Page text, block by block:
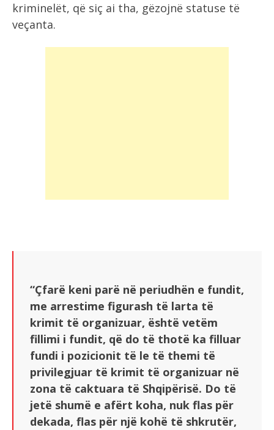
kriminelët, që siç ai tha, gëzojnë statuse të
veçanta.
“Çfarë keni parë në periudhën e fundit,
me arrestime figurash të larta të
krimit të organizuar, është vetëm
fillimi i fundit, që do të thotë ka filluar
fundi i pozicionit të le të themi të
privilegjuar të krimit të organizuar në
zona të caktuara të Shqipërisë. Do të
jetë shumë e afërt koha, nuk flas për
dekada, flas për një kohë të shkrutër,